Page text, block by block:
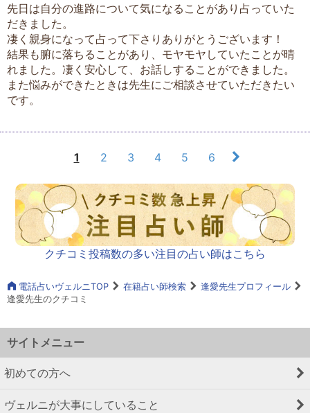
先日は自分の進路について気になることがあり占っていた
だきました。
凄く親身になって占って下さりありがとうございます！
結果も腑に落ちることがあり、モヤモヤしていたことが晴
れました。凄く安心して、お話しすることができました。
また悩みができたときは先生にご相談させていただきたい
です。
1 2 3 4 5 6
クチコミ投稿数の多い注目の占い師はこちら
電話占いヴェルニTOP 在籍占い師検索
逢愛先生プロフィール
逢愛先生のクチコミ
サイトメニュー
初めての方へ
ヴェルニが大事にしていること